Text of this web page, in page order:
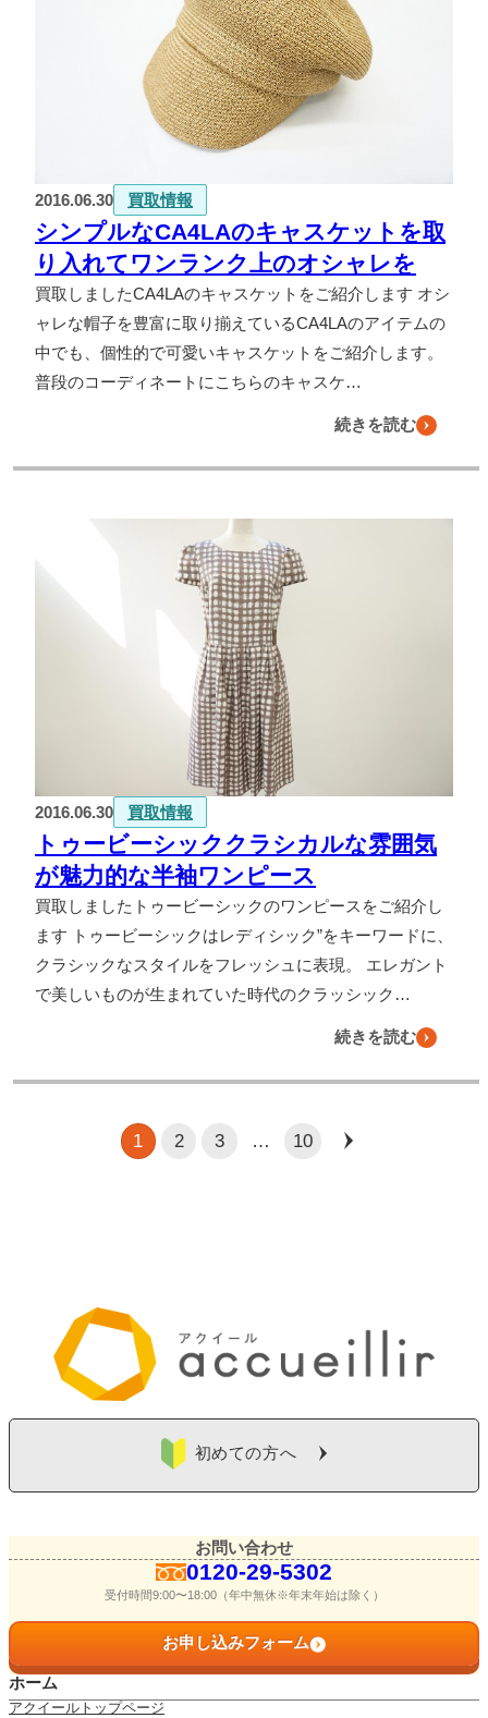
2016.06.30 買取情報
シンプルなCA4LAのキャスケットを取
り入れてワンランク上のオシャレを
買取しましたCA4LAのキャスケットをご紹介します オシ
ャレな帽子を豊富に取り揃えているCA4LAのアイテムの
中でも、個性的で可愛いキャスケットをご紹介します。
普段のコーディネートにこちらのキャスケ…
続きを読む
2016.06.30 買取情報
トゥービーシッククラシカルな雰囲気
が魅力的な半袖ワンピース
買取しましたトゥービーシックのワンピースをご紹介し
ます トゥービーシックはレディシック”をキーワードに、
クラシックなスタイルをフレッシュに表現。 エレガント
で美しいものが生まれていた時代のクラッシック…
続きを読む
1 2 3 … 10
初めての方へ
お問い合わせ
0120-29-5302
受付時間9:00〜18:00（年中無休※年末年始は除く）
お申し込みフォーム
ホーム
アクイールトップページ